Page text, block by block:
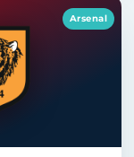
Arsenal